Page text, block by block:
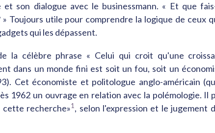
et son dialogue avec le businessmann. « Et que
» Toujours utile pour comprendre la logique de ceux
qui les dépassent.
la célèbre phrase « Celui qui croit qu'une
dans un monde fini est soit un fou, soit un
Cet économiste et politologue anglo-américain
1962 un ouvrage en relation avec la polémologie. Il
cette recherche»1, selon l'expression et le jugement